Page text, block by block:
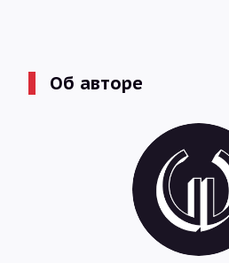
Об авторе